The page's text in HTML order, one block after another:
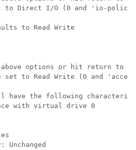
to Direct I/O (0 and 'io-
to Read Write
options or hit return to
set to Read Write (0 and
have the following
with virtual drive 0
Unchanged